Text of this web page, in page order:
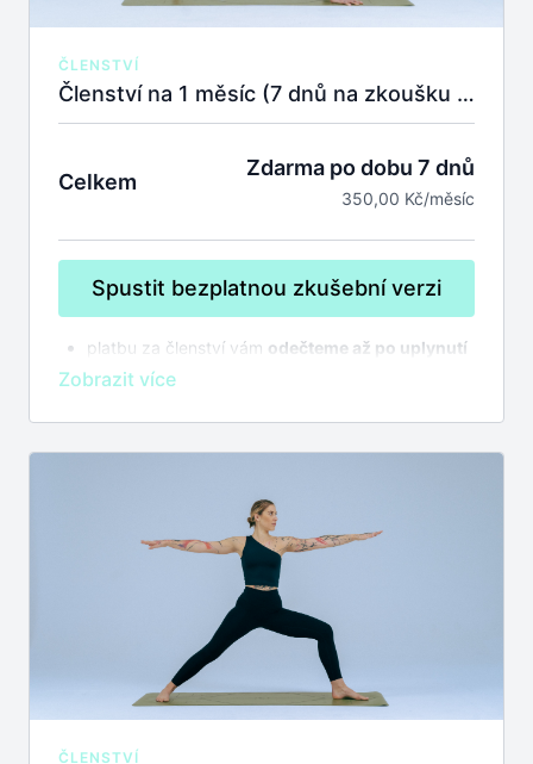
ČLENSTVÍ
Členství na 1 měsíc (7 dnů na zkoušku zdarma)
Celkem
Zdarma po dobu 7 dnů
350,00 Kč/měsíc
Spustit bezplatnou zkušební verzi
platbu za členství vám odečteme až po uplynutí
7 dnů na zkoušku
členství se automaticky prodlužuje,zrušit
ČLENSTVÍ